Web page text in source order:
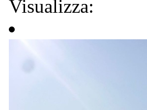
Visualizza: